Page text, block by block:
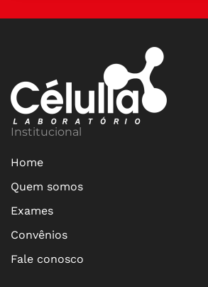
Institucional
Home
Quem somos
Exames
Convênios
Fale conosco